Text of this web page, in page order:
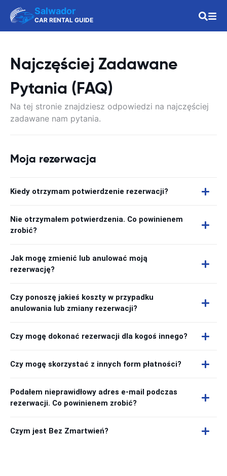
Salwador
CAR RENTAL GUIDE
Najczęściej Zadawane
Pytania (FAQ)
Na tej stronie znajdziesz odpowiedzi na najczęściej
zadawane nam pytania.
Moja rezerwacja
Kiedy otrzymam potwierdzenie rezerwacji?
Nie otrzymałem potwierdzenia. Co powinienem
zrobić?
Jak mogę zmienić lub anulować moją
rezerwację?
Czy ponoszę jakieś koszty w przypadku
anulowania lub zmiany rezerwacji?
Czy mogę dokonać rezerwacji dla kogoś innego?
Czy mogę skorzystać z innych form płatności?
Podałem nieprawidłowy adres e-mail podczas
rezerwacji. Co powinienem zrobić?
Czym jest Bez Zmartwień?